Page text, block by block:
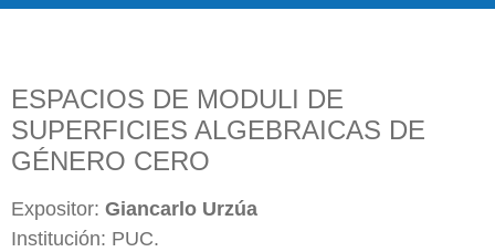
ESPACIOS DE MODULI DE
SUPERFICIES ALGEBRAICAS DE
GÉNERO CERO
Expositor: Giancarlo Urzúa
Institución: PUC.